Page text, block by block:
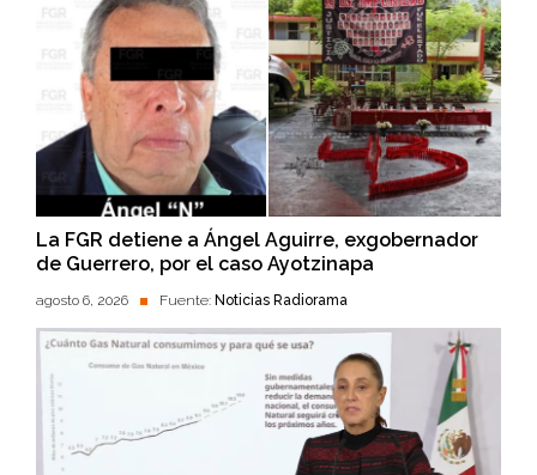
La FGR detiene a Ángel Aguirre, exgobernador
de Guerrero, por el caso Ayotzinapa
agosto 6, 2026 Fuente: Noticias Radiorama